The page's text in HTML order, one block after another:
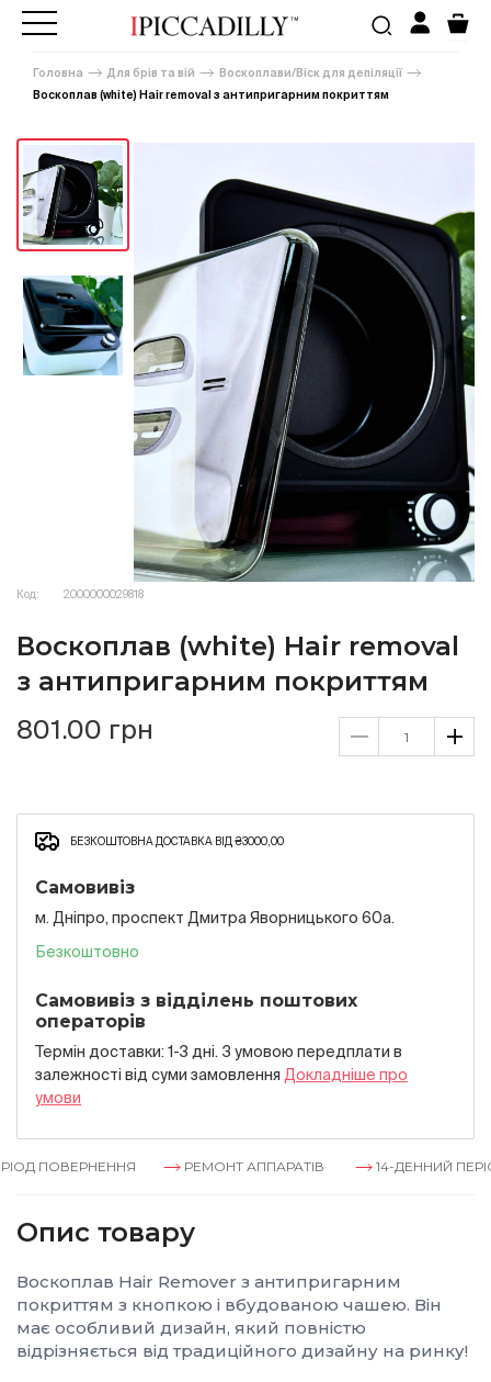
Головна Для брів та вій
Воскоплави/Віск для депіляції
Воскоплав (white) Hair removal з антипригарним покриттям
Код: 2000000029818
Воскоплав (white) Hair removal
з антипригарним покриттям
801.00 грн
БЕЗКОШТОВНА ДОСТАВКА ВІД ₴3000,00
Самовивіз
м. Дніпро, проспект Дмитра Яворницького 60а.
Безкоштовно
Самовивіз з відділень поштових
операторів
Термін доставки: 1-3 дні. З умовою передплати в
залежностi вiд суми замовлення Докладнiше про
умови
ПОВЕРНЕННЯ РЕМОНТ АППАРАТІВ 14-ДЕННИЙ
Опис товару
Воскоплав Hair Remover з антипригарним
покриттям з кнопкою і вбудованою чашею. Він
має особливий дизайн, який повністю
відрізняється від традиційного дизайну на ринку!